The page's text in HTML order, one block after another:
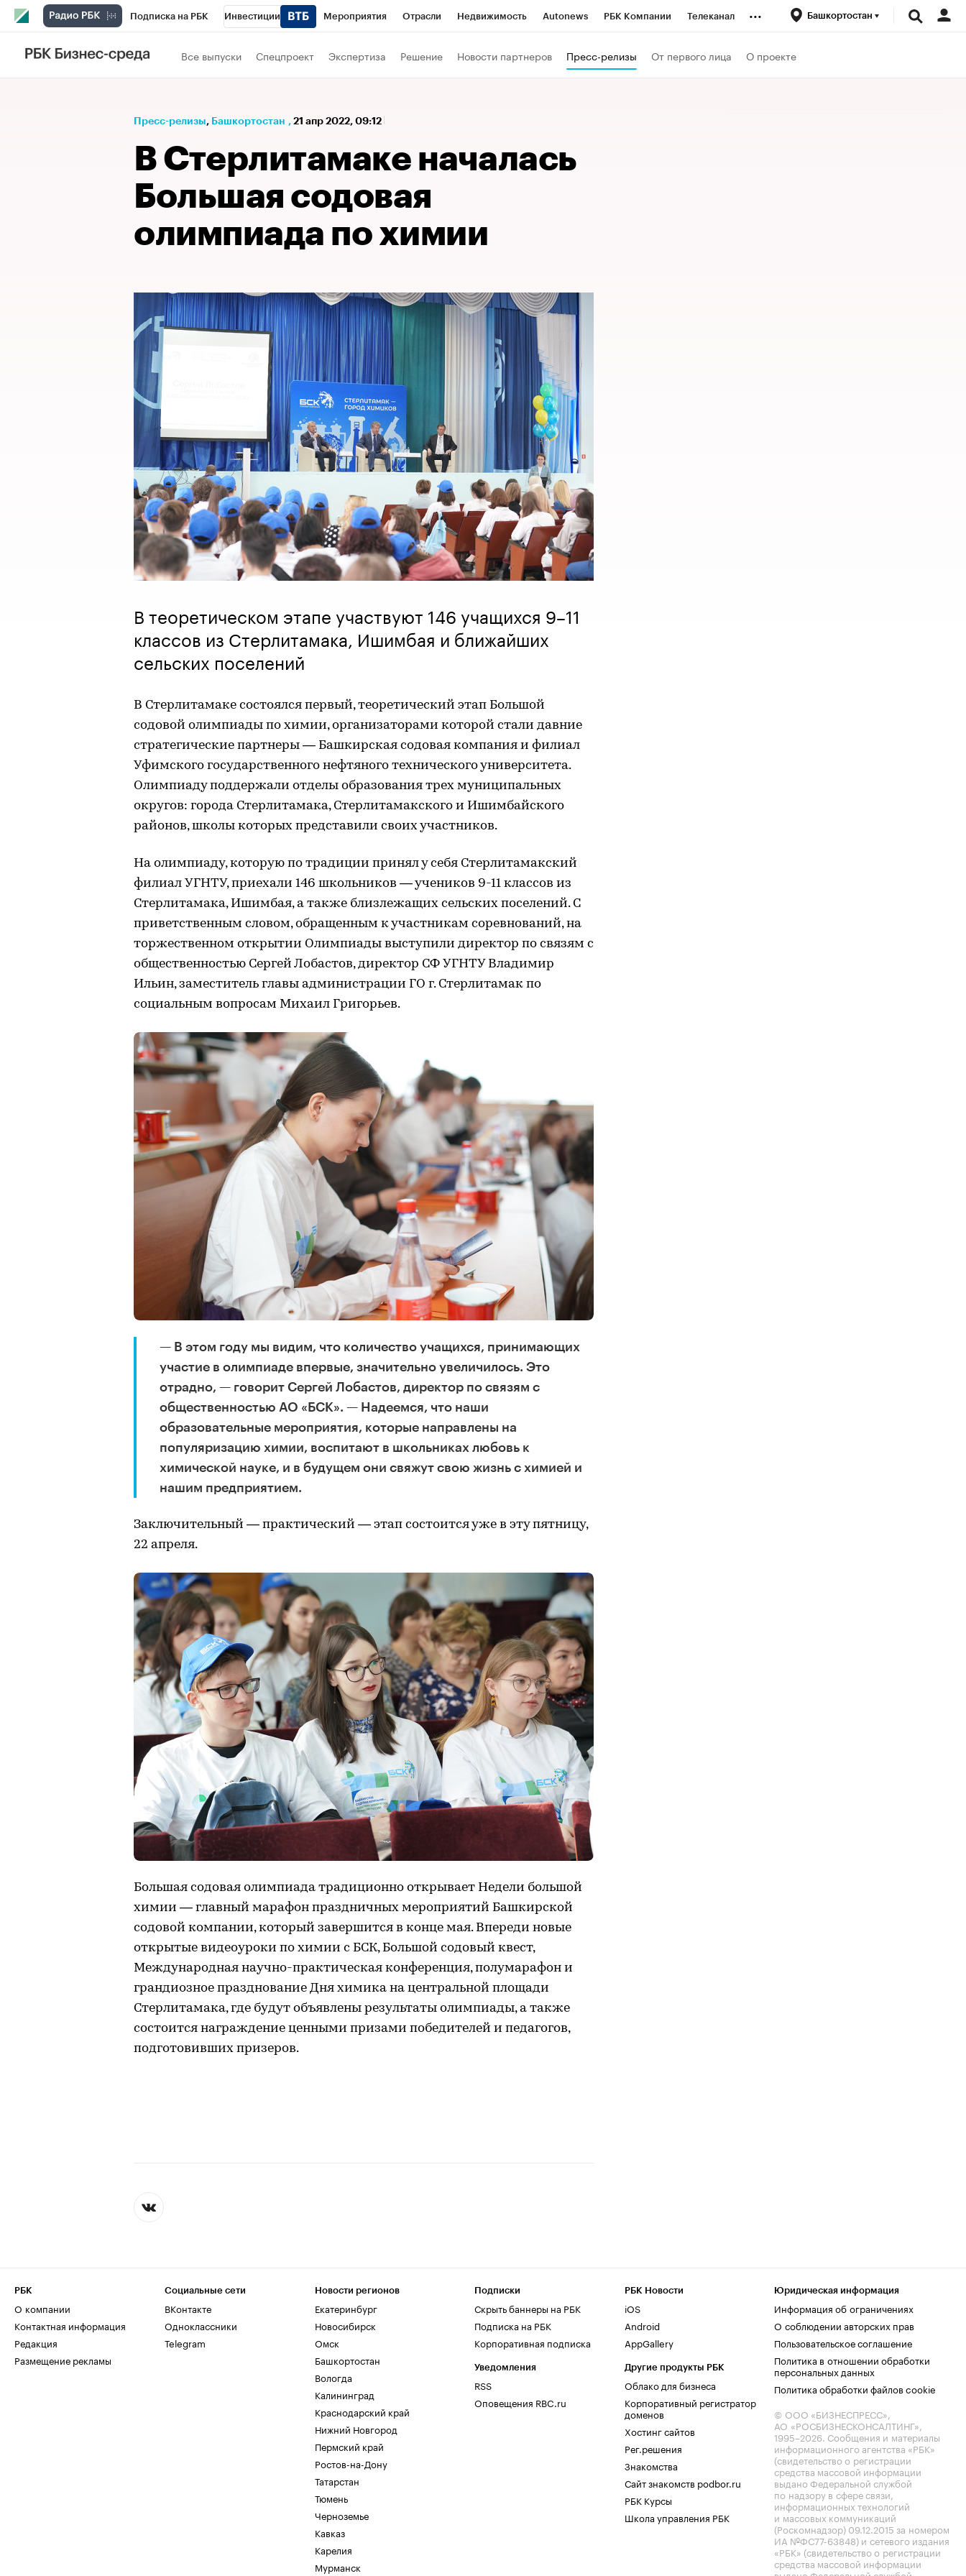
Подписка на РБК Инвестиции Мероприятия Отрасли Недвижимость Autonews РБК Компании Телеканал
РБК Вино
Проверка контрагентов
... Башкортостан
Все выпуски Спецпроект Экспертиза Решение Новости партнеров Пресс-релизы От первого лица О проекте
Пресс-релизы⁠, Башкортостан , 21 апр 2022, 09:12
В Стерлитамаке началась
Большая содовая
олимпиада по химии
В теоретическом этапе участвуют 146 учащихся 9–11
классов из Стерлитамака, Ишимбая и ближайших
сельских поселений
В Стерлитамаке состоялся первый, теоретический этап Большой
содовой олимпиады по химии, организаторами которой стали давние
стратегические партнеры — Башкирская содовая компания и филиал
Уфимского государственного нефтяного технического университета.
Олимпиаду поддержали отделы образования трех муниципальных
округов: города Стерлитамака, Стерлитамакского и Ишимбайского
районов, школы которых представили своих участников.
На олимпиаду, которую по традиции принял у себя Стерлитамакский
филиал УГНТУ, приехали 146 школьников — учеников 9-11 классов из
Стерлитамака, Ишимбая, а также близлежащих сельских поселений. С
приветственным словом, обращенным к участникам соревнований, на
торжественном открытии Олимпиады выступили директор по связям с
общественностью Сергей Лобастов, директор СФ УГНТУ Владимир
Ильин, заместитель главы администрации ГО г. Стерлитамак по
социальным вопросам Михаил Григорьев.
— В этом году мы видим, что количество учащихся, принимающих
участие в олимпиаде впервые, значительно увеличилось. Это
отрадно, — говорит Сергей Лобастов, директор по связям с
общественностью АО «БСК». — Надеемся, что наши
образовательные мероприятия, которые направлены на
популяризацию химии, воспитают в школьниках любовь к
химической науке, и в будущем они свяжут свою жизнь с химией и
нашим предприятием.
Заключительный — практический — этап состоится уже в эту пятницу,
22 апреля.
Большая содовая олимпиада традиционно открывает Недели большой
химии — главный марафон праздничных мероприятий Башкирской
содовой компании, который завершится в конце мая. Впереди новые
открытые видеоуроки по химии с БСК, Большой содовый квест,
Международная научно-практическая конференция, полумарафон и
грандиозное празднование Дня химика на центральной площади
Стерлитамака, где будут объявлены результаты олимпиады, а также
состоится награждение ценными призами победителей и педагогов,
подготовивших призеров.
РБК
О компании
Контактная информация
Редакция
Размещение рекламы
Социальные сети
ВКонтакте
Одноклассники
Telegram
Новости регионов
Екатеринбург
Новосибирск
Омск
Башкортостан
Вологда
Калининград
Краснодарский край
Нижний Новгород
Пермский край
Ростов-на-Дону
Татарстан
Тюмень
Черноземье
Кавказ
Карелия
Мурманск
Подписки
Скрыть баннеры на РБК
Подписка на РБК
Корпоративная подписка
Уведомления
RSS
Оповещения RBC.ru
РБК Новости
iOS
Android
AppGallery
Другие продукты РБК
Облако для бизнеса
Корпоративный регистратор
доменов
Хостинг сайтов
Рег.решения
Знакомства
Сайт знакомств podbor.ru
РБК Курсы
Школа управления РБК
Юридическая информация
Информация об ограничениях
О соблюдении авторских прав
Пользовательское соглашение
Политика в отношении обработки
персональных данных
Политика обработки файлов cookie
© ООО «БИЗНЕСПРЕСС»,
АО «РОСБИЗНЕСКОНСАЛТИНГ»,
1995–2026. Сообщения и материалы
информационного агентства «РБК»
(свидетельство о регистрации
средства массовой информации
выдано Федеральной службой
по надзору в сфере связи,
информационных технологий
и массовых коммуникаций
(Роскомнадзор) 09.12.2015 за номером
ИА №ФС77-63848) и сетевого издания
«РБК» (свидетельство о регистрации
средства массовой информации